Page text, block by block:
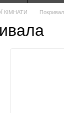
КІМНАТИ